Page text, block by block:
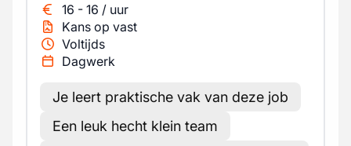
16 - 16 / uur
Kans op vast
Voltijds
Dagwerk
Je leert praktische vak van deze job
Een leuk hecht klein team